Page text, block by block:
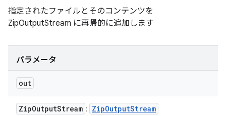
指定されたファイルとそのコンテンツを
ZipOutputStream に再帰的に追加します
パラメータ
out
ZipOutputStream : ZipOutputStream